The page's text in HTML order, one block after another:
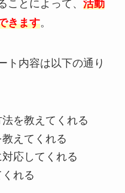
ことによって、 活動
きます。
ト内容は以下の通り
を教えてくれる
えてくれる
応してくれる
れる